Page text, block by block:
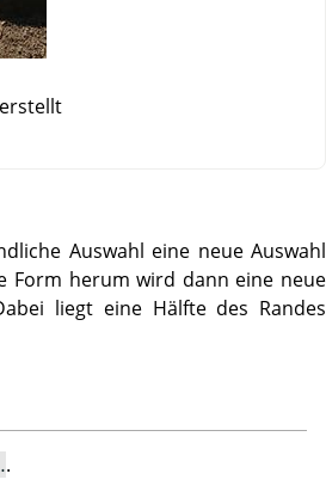
Auswahl eine neue Auswahl
Form herum wird dann eine neue
liegt eine Hälfte des Randes
.